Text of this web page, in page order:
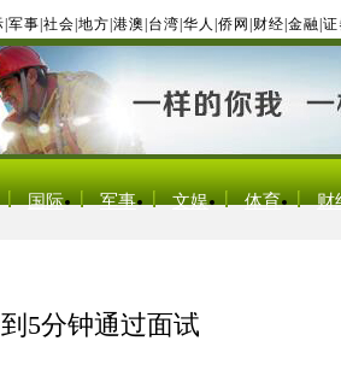
军事 社会 地方 港澳 台湾 华人 侨网 财经 金融 证
国际 军事 文娱 体育 财
5分钟通过面试